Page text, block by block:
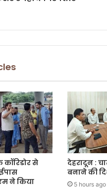
से
ने किया
देहरादून :
बनाने की
5 hours ago